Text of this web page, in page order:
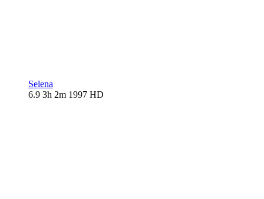
Selena
6.9 3h 2m 1997 HD